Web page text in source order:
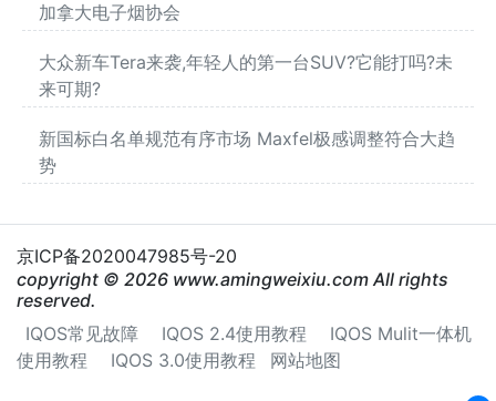
加拿大电子烟协会
大众新车Tera来袭,年轻人的第一台SUV?它能打吗?未
来可期?
新国标白名单规范有序市场 Maxfel极感调整符合大趋
势
京ICP备2020047985号-20
copyright © 2026 www.amingweixiu.com All rights
reserved.
IQOS常见故障
IQOS 2.4使用教程
IQOS Mulit一体机
使用教程
IQOS 3.0使用教程 网站地图